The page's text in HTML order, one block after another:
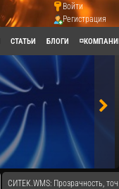
Войти
Регистрация
СТАТЬИ БЛОГИ
СИТЕК.WMS: Прозрачность,